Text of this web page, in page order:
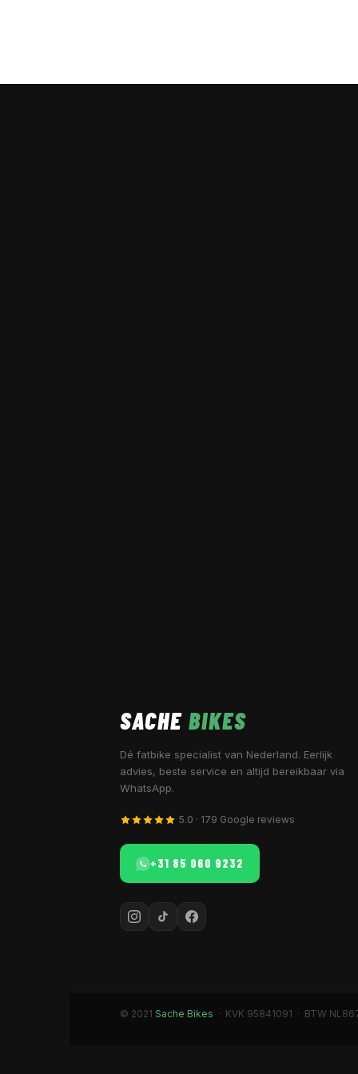
SACHE BIKES
Dé fatbike specialist van Nederland. Eerlijk
advies, beste service en altijd bereikbaar via
WhatsApp.
5.0 · 179 Google reviews
+31 85 060 9232
© 2021 Sache Bikes · KVK 95841091 · BTW